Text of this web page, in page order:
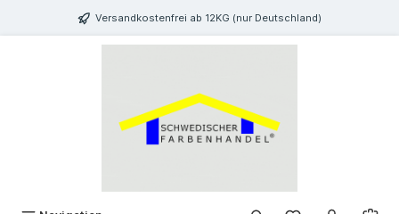
springen Versandkostenfrei ab 12KG (nur Deutschland)